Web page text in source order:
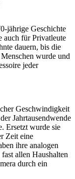
jährige Geschichte
auch für Privatleute
dauern, bis die
wurde und
jeder
Geschwindigkeit
Jahrtausendwende
Ersetzt wurde sie
Zeit eine
ihre analogen
allen Haushalten
durch ein